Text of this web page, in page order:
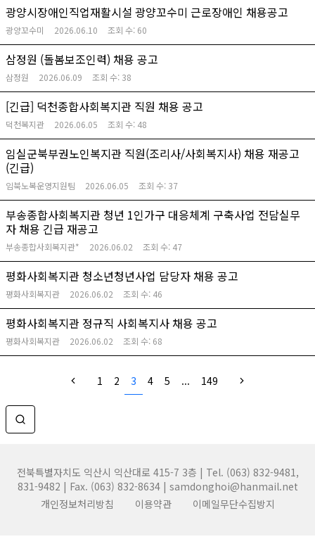
광양시장애인직업재활시설 광양꼬수미 근로장애인 채용공고
광양꼬수미 2026.06.10 조회 수: 60
삼정원 (돌봄보조인력) 채용 공고
삼정원 2026.06.09 조회 수: 38
[긴급] 덕천종합사회복지관 직원 채용 공고
덕천복지관 2026.06.05 조회 수: 48
임실군북부권노인복지관 직원(조리사/사회복지사) 채용 재공고
(긴급)
임북노복운영지원팀 2026.06.05 조회 수: 37
부송종합사회복지관 청년 1인가구 대응체계 구축사업 전담실무
자 채용 긴급 재공고
부송종합사회복지관* 2026.06.02 조회 수: 47
평화사회복지관 청소년청년사업 담당자 채용 공고
평화사회복지관 2026.06.02 조회 수: 46
평화사회복지관 정규직 사회복지사 채용 공고
평화사회복지관 2026.06.02 조회 수: 68
1 2 3 4 5 ... 149
전북특별자치도 익산시 익산대로 415-7 3층 | Tel. (063) 832-9481,
831-9482 | Fax. (063) 832-8634 | samdonghoi@hanmail.net
개인정보처리방침
이용약관 이메일무단수집방지